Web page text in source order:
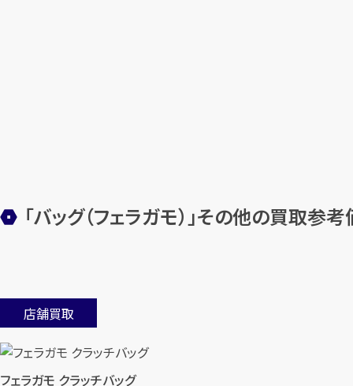
「バッグ（フェラガモ）」その他の買取参
店舗買取
フェラガモ クラッチバッグ